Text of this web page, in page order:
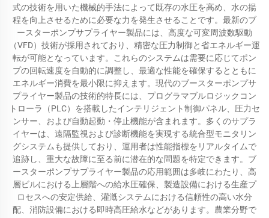
式の技術を用いた機械的手法によって既存の水圧を高め、水の揚
程を向上させるために必要な力を発生させることです。最新のブ
ースターポンプサプライヤー製品には、高度な可変周波数駆動
（VFD）技術が採用されており、精密な圧力制御と省エネルギー運
転が可能となっています。これらのシステムは需要に応じてポン
プの回転速度を自動的に調整し、最適な性能を確保するとともに
エネルギー消費を最小限に抑えます。現代のブースターポンプサ
プライヤー製品の技術的特長には、プログラマブルロジックコン
トローラ（PLC）を搭載したインテリジェント制御パネル、圧力セ
ンサー、および自動起動・停止機能が含まれます。多くのサプラ
イヤーは、遠隔監視および診断機能を実現する統合型モニタリン
グシステムも提供しており、運用者は性能指標をリアルタイムで
追跡し、重大な故障に至る前に潜在的な問題を特定できます。ブ
ースターポンプサプライヤー製品の応用範囲は多岐にわたり、高
層ビルにおける上層階への給水圧確保、製造設備における生産プ
ロセスへの安定供給、灌漑システムにおける信頼性の高い水分
配、消防設備における即時高圧給水などがあります。農業分野で